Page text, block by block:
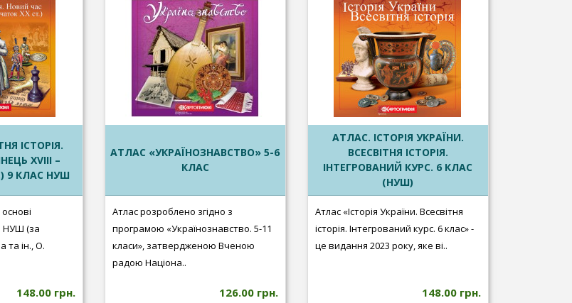
ІСТОРІЯ.
XVIII –
9 КЛАС НУШ
НУШ (за
та ін., О.
148.00 грн.
АТЛАС «УКРАЇНОЗНАВСТВО» 5-6
КЛАС
Атлас розроблено згідно з
програмою «Українознавство. 5-11
класи», затвердженою Вченою
радою Націона..
126.00 грн.
АТЛАС. ІСТОРIЯ УКРАЇНИ.
ВСЕСВІТНЯ ІСТОРІЯ.
ІНТЕГРОВАНИЙ КУРС. 6 КЛАС
(НУШ)
Атлас «Історія України. Всесвітня
історія. Інтегрований курс. 6 клас» -
це видання 2023 року, яке ві..
148.00 грн.